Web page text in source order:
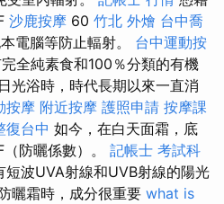
沙鹿按摩 60 竹北 外燴 台中喬
電腦等防止輻射。 台中運動按
全純素食和100％分類的有機
光浴時，時代長期以來一直消
按摩 附近按摩 護照申請 按摩課
復台中 如今，在白天面霜，底
防曬係數）。 記帳士 考試科
短波UVA射線和UVB射線的陽光
曬霜時，成分很重要 what is